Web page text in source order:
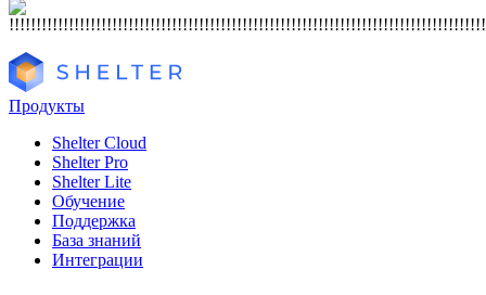
Продукты
Shelter Cloud
Shelter Pro
Shelter Lite
Обучение
Поддержка
База знаний
Интеграции